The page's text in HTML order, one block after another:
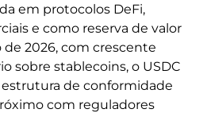
em protocolos DeFi,
e como reserva de valor
2026, com crescente
sobre stablecoins, o USDC
de conformidade
com reguladores